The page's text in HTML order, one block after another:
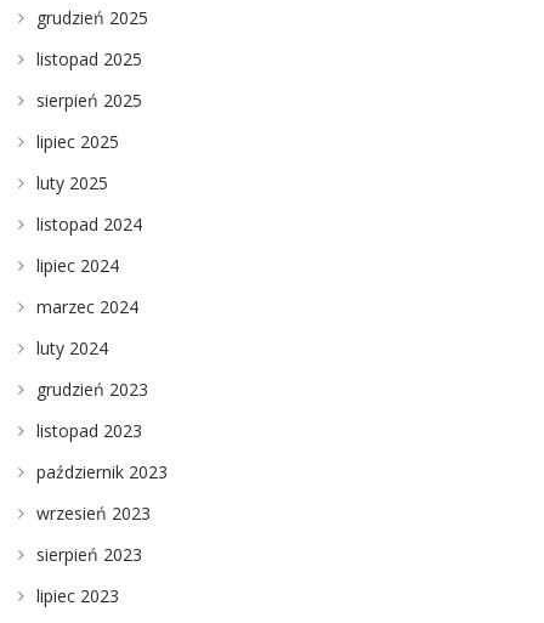
grudzień 2025
listopad 2025
sierpień 2025
lipiec 2025
luty 2025
listopad 2024
lipiec 2024
marzec 2024
luty 2024
grudzień 2023
listopad 2023
październik 2023
wrzesień 2023
sierpień 2023
lipiec 2023